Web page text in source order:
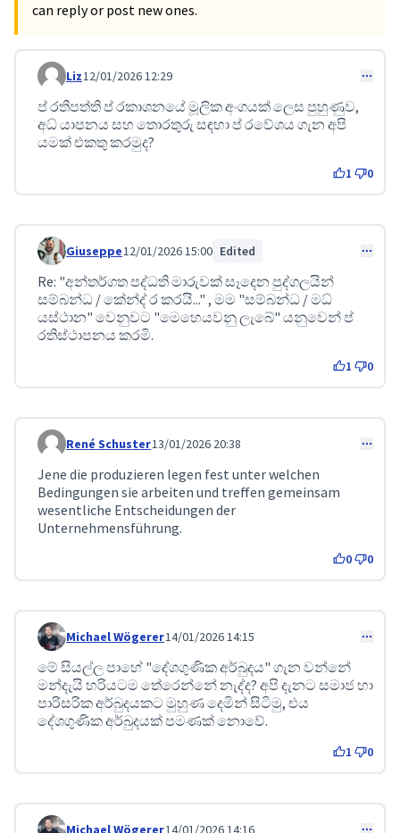
can reply or post new ones.
Comment 496
Liz12/01/2026 12:29
ප් රතිපත්ති ප් රකාශනයේ මූලික අංගයක් ලෙස පුහුණුව,
අධ් යාපනය සහ තොරතුරු සඳහා ප් රවේශය ගැන අපි
යමක් එකතු කරමුද?
1 0
Comment 507
Giuseppe12/01/2026 15:00 Edited
Re: "අන්තර්ගත පද්ධති මාරුවක් සෑදෙන පුද්ගලයින්
සම්බන්ධ / කේන්ද් ර කරයි..." , මම "සම්බන්ධ / මධ්
යස්ථාන" වෙනුවට "මෙහෙයවනු ලැබේ" යනුවෙන් ප්
රතිස්ථාපනය කරමි.
1 0
Comment 513
René Schuster13/01/2026 20:38
Jene die produzieren legen fest unter welchen
Bedingungen sie arbeiten und treffen gemeinsam
wesentliche Entscheidungen der
Unternehmensführung.
0 0
Comment 523
Michael Wögerer14/01/2026 14:15
මේ සියල්ල පාහේ "දේශගුණික අර්බුදය" ගැන වන්නේ
මන්දැයි හරියටම තේරෙන්නේ නැද්ද? අපි දැනට සමාජ හා
පාරිසරික අර්බුදයකට මුහුණ දෙමින් සිටිමු, එය
දේශගුණික අර්බුදයක් පමණක් නොවේ.
1 0
Michael Wögerer14/01/2026 14:16